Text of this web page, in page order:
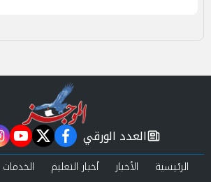
newspaper
العدد الورقي facebook
twitter
الرئيسية الأخبار أخبار التعليم الخدمات